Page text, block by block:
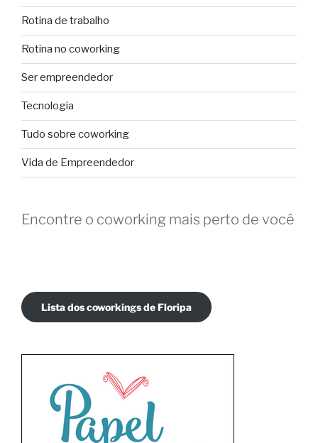
Rotina de trabalho
Rotina no coworking
Ser empreendedor
Tecnologia
Tudo sobre coworking
Vida de Empreendedor
Encontre o coworking mais perto de você
Lista dos coworkings de Floripa